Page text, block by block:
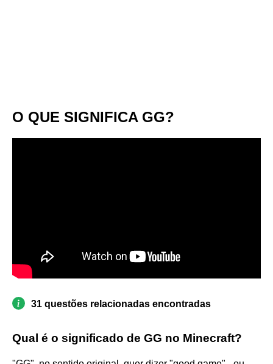
O QUE SIGNIFICA GG?
31 questões relacionadas encontradas
Qual é o significado de GG no Minecraft?